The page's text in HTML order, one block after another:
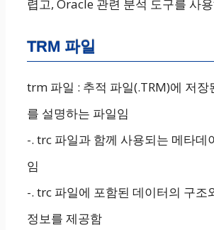
렵고, Oracle 관련 분석 도구를 사
TRM 파일
trm 파일 : 추적 파일(.TRM)에 저장
를 설명하는 파일임
-. trc 파일과 함께 사용되는 메타데
임
-. trc 파일에 포함된 데이터의 구조
정보를 제공함